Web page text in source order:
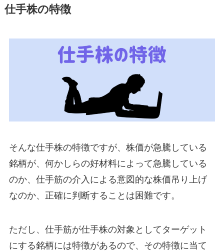
仕手株の特徴
そんな仕手株の特徴ですが、株価が急騰している
銘柄が、何かしらの好材料によって急騰している
のか、仕手筋の介入による意図的な株価吊り上げ
なのか、正確に判断することは困難です。
ただし、仕手筋が仕手株の対象としてターゲット
にする銘柄には特徴があるので、その特徴に当て